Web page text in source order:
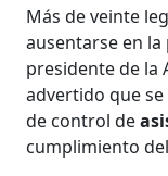
Más de veinte
ausentarse en
presidente de la
advertido que
de control de
cumplimiento